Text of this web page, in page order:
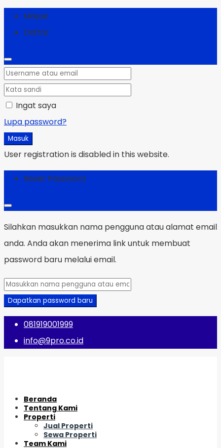
Masuk
Daftar
Ingat saya
Lupa password?
Masuk
User registration is disabled in this website.
Reset Password
Silahkan masukkan nama pengguna atau alamat email
anda. Anda akan menerima link untuk membuat
password baru melalui email.
Dapatkan password baru
081919001999
info@9pro.co.id
Beranda
Tentang Kami
Properti
Jual Properti
Sewa Properti
Team Kami